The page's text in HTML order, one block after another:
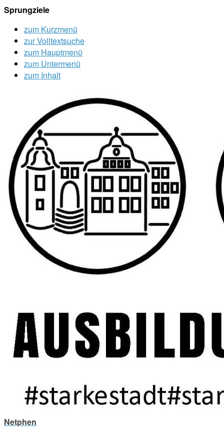
Sprungziele
zum Kurzmenü
zur Volltextsuche
zum Hauptmenü
zum Untermenü
zum Inhalt
Netphen